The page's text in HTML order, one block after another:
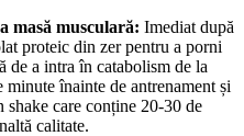
masă musculară: Imediat după
proteic din zer pentru a porni
de a intra în catabolism de la
înainte de antrenament și
shake care conține 20-30 de
calitate.